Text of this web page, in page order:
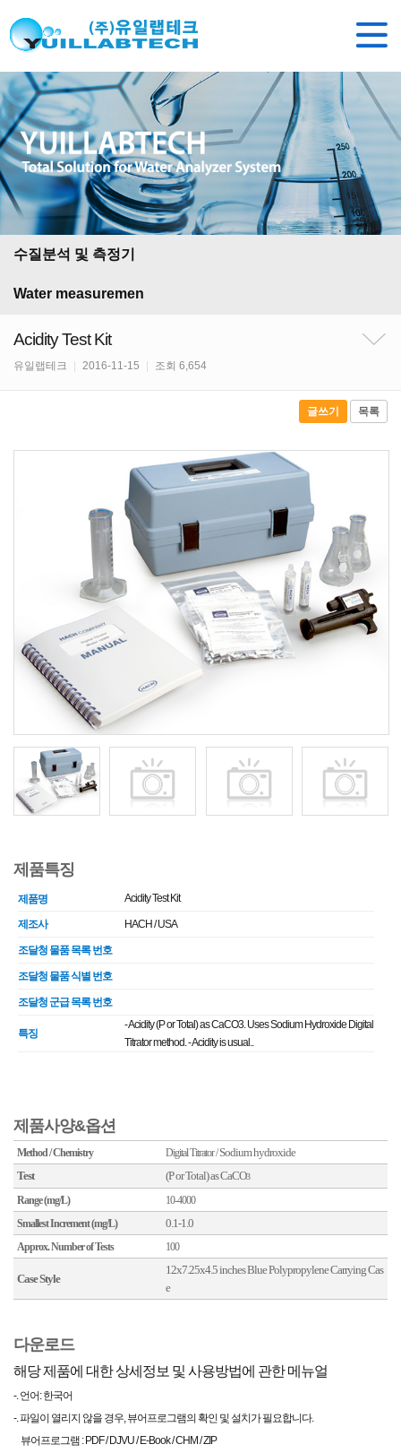
수질분석 및 측정기
Water measuremen
Acidity Test Kit
유일랩테크 2016-11-15 조회 6,654
글쓰기 목록
제품특징
제품명 Acidity Test Kit
제조사 HACH / USA
조달청 물품 목록 번호
조달청 물품 식별 번호
조달청 군급 목록 번호
특징
- Acidity (P or Total) as CaCO3. Uses Sodium Hydroxide Digital
Titrator method. - Acidity is usual..
제품사양&옵션
Method / Chemistry DigitalTitrator/Sodium hydroxide
Test
(P or Total)as CaCO3
Range (mg/L)
10-4000
Smallest Increment (mg/L)
0.1-1.0
Approx. Number of Tests 100
Case Style
12x7.25x4.5 inches Blue Polypropylene Carrying Cas
e
다운로드
해당 제품에 대한 상세정보 및 사용방법에 관한 메뉴얼
-. 언어: 한국어
-. 파일이 열리지 않을 경우, 뷰어프로그램의 확인 및 설치가 필요합니다.
뷰어프로그램 : PDF / DJVU / E-Book / CHM / ZIP